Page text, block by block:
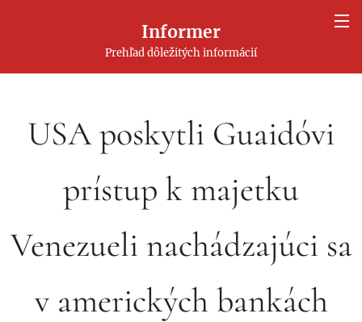
Informer
Prehľad dôležitých informácií
USA poskytli Guaidóvi
prístup k majetku
Venezueli nachádzajúci sa
v amerických bankách